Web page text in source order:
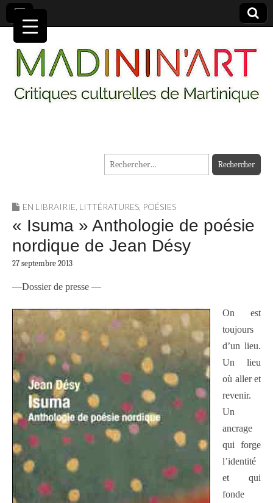
MADININ'ART
Rechercher :
EN LIBRAIRIE, LITTÉRATURES, POÉSIES
« Isuma » Anthologie de poésie
nordique de Jean Désy
27 septembre 2013
—Dossier de presse —
On est
toujours
d’un lieu.
Un lieu
où aller et
revenir.
Un
ancrage
qui forge
l’identité
et qui
fonde